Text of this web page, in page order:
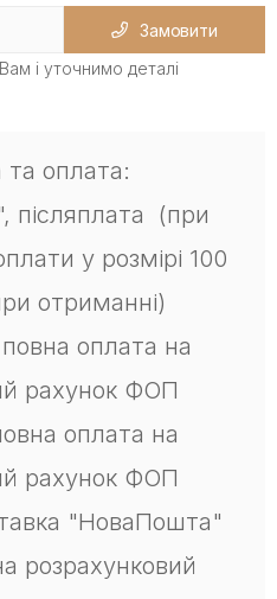
Замовити
і уточнимо деталі
оплата:
післяплата (при
у розмірі 100
отриманні)
оплата на
рахунок ФОП
оплата на
рахунок ФОП
"НоваПошта"
розрахунковий